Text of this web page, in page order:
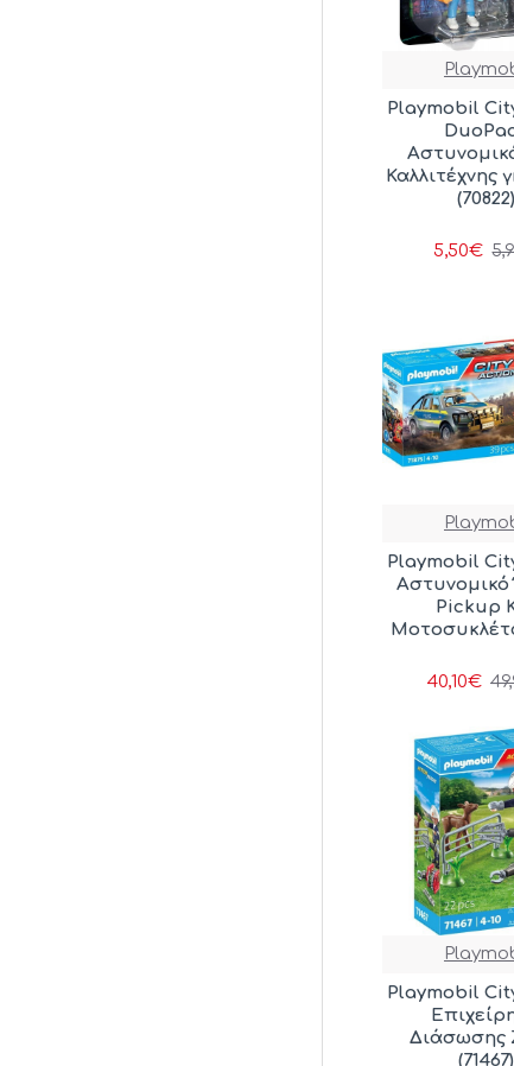
Playmobil
Καλλιτέχνης
(70822)
5,50€
Playmobil
Pickup
40,10€
Playmobil
Διάσωσης
(71467)